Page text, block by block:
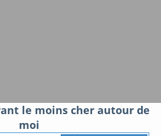
le moins cher autour de
moi